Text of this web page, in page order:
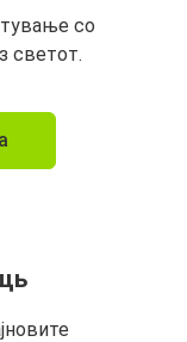
со
светот.